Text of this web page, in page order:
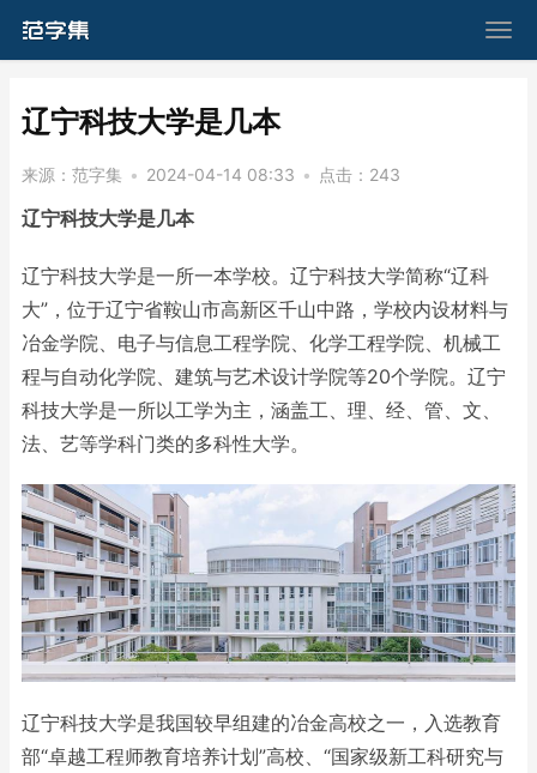
​辽宁科技大学是几本
来源： 范字集 • 2024-04-14 08:33 • 点击： 243
辽宁科技大学是几本
辽宁科技大学是一所一本学校。辽宁科技大学简称“辽科
大”，位于辽宁省鞍山市高新区千山中路，学校内设材料与
冶金学院、电子与信息工程学院、化学工程学院、机械工
程与自动化学院、建筑与艺术设计学院等20个学院。辽宁
科技大学是一所以工学为主，涵盖工、理、经、管、文、
法、艺等学科门类的多科性大学。
辽宁科技大学是我国较早组建的冶金高校之一，入选教育
部“卓越工程师教育培养计划”高校、“国家级新工科研究与